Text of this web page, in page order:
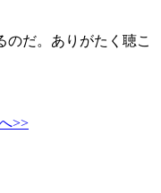
だ。ありがたく聴こ
>>